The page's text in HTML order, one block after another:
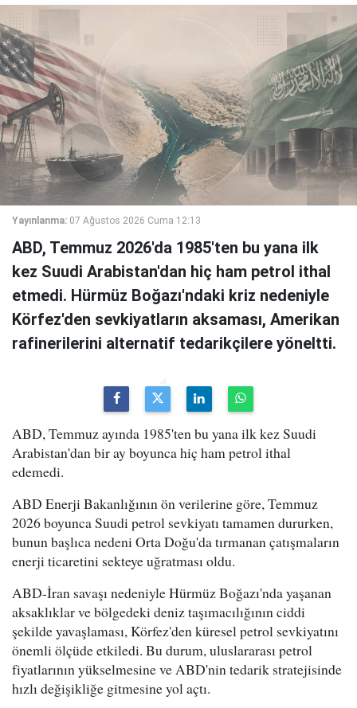
Yayınlanma: 07 Ağustos 2026 Cuma 12:13
ABD, Temmuz 2026'da 1985'ten bu yana ilk
kez Suudi Arabistan'dan hiç ham petrol ithal
etmedi. Hürmüz Boğazı'ndaki kriz nedeniyle
Körfez'den sevkiyatların aksaması, Amerikan
rafinerilerini alternatif tedarikçilere yöneltti.
ABD, Temmuz ayında 1985'ten bu yana ilk kez Suudi
Arabistan'dan bir ay boyunca hiç ham petrol ithal
edemedi.
ABD Enerji Bakanlığının ön verilerine göre, Temmuz
2026 boyunca Suudi petrol sevkiyatı tamamen dururken,
bunun başlıca nedeni Orta Doğu'da tırmanan çatışmaların
enerji ticaretini sekteye uğratması oldu.
ABD-İran savaşı nedeniyle Hürmüz Boğazı'nda yaşanan
aksaklıklar ve bölgedeki deniz taşımacılığının ciddi
şekilde yavaşlaması, Körfez'den küresel petrol sevkiyatını
önemli ölçüde etkiledi. Bu durum, uluslararası petrol
fiyatlarının yükselmesine ve ABD'nin tedarik stratejisinde
hızlı değişikliğe gitmesine yol açtı.